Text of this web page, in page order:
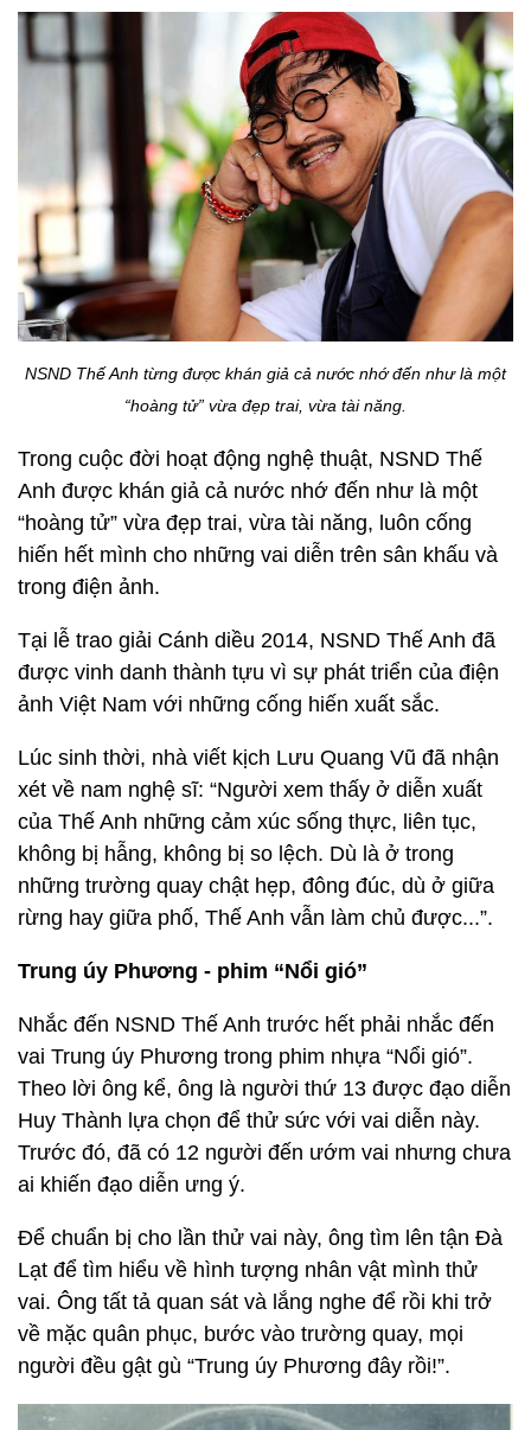
NSND Thế Anh từng được khán giả cả nước nhớ đến như là một
“hoàng tử” vừa đẹp trai, vừa tài năng.
Trong cuộc đời hoạt động nghệ thuật, NSND Thế
Anh được khán giả cả nước nhớ đến như là một
“hoàng tử” vừa đẹp trai, vừa tài năng, luôn cống
hiến hết mình cho những vai diễn trên sân khấu và
trong điện ảnh.
Tại lễ trao giải Cánh diều 2014, NSND Thế Anh đã
được vinh danh thành tựu vì sự phát triển của điện
ảnh Việt Nam với những cống hiến xuất sắc.
Lúc sinh thời, nhà viết kịch Lưu Quang Vũ đã nhận
xét về nam nghệ sĩ: “Người xem thấy ở diễn xuất
của Thế Anh những cảm xúc sống thực, liên tục,
không bị hẫng, không bị so lệch. Dù là ở trong
những trường quay chật hẹp, đông đúc, dù ở giữa
rừng hay giữa phố, Thế Anh vẫn làm chủ được...”.
Trung úy Phương - phim “Nổi gió”
Nhắc đến NSND Thế Anh trước hết phải nhắc đến
vai Trung úy Phương trong phim nhựa “Nổi gió”.
Theo lời ông kể, ông là người thứ 13 được đạo diễn
Huy Thành lựa chọn để thử sức với vai diễn này.
Trước đó, đã có 12 người đến ướm vai nhưng chưa
ai khiến đạo diễn ưng ý.
Để chuẩn bị cho lần thử vai này, ông tìm lên tận Đà
Lạt để tìm hiểu về hình tượng nhân vật mình thử
vai. Ông tất tả quan sát và lắng nghe để rồi khi trở
về mặc quân phục, bước vào trường quay, mọi
người đều gật gù “Trung úy Phương đây rồi!”.